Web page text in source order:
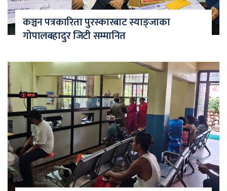
कञ्चन पत्रकारिता पुरस्कारबाट स्याङ्जाका
गोपालबहादुर जिटी सम्मानित